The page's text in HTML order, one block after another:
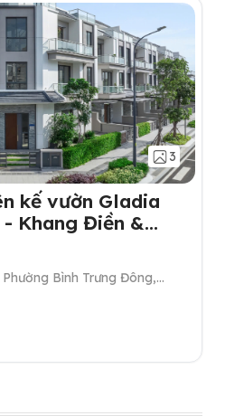
3
kế vườn Gladia
Khang Điền &
2
Bình Trưng Đông,
Chí Minh